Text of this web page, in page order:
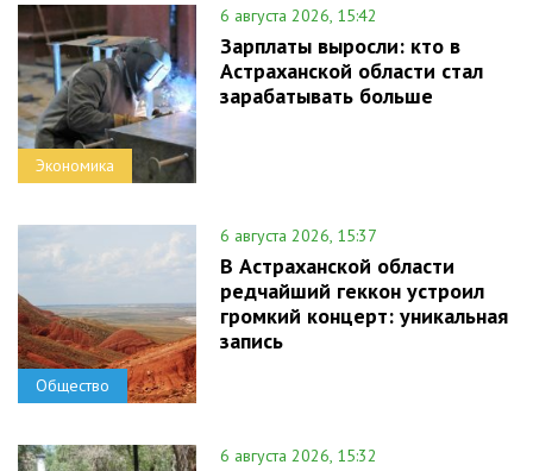
Экономика
6 августа 2026, 15:42
Зарплаты выросли: кто в
Астраханской области стал
зарабатывать больше
Общество
6 августа 2026, 15:37
В Астраханской области
редчайший геккон устроил
громкий концерт: уникальная
запись
6 августа 2026, 15:32